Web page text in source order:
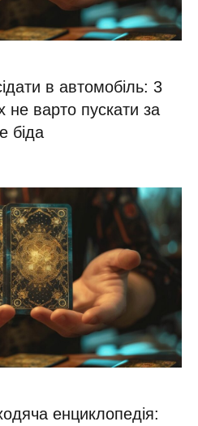
в автомобіль: 3
не варто пускати за
біда
енциклопедія: